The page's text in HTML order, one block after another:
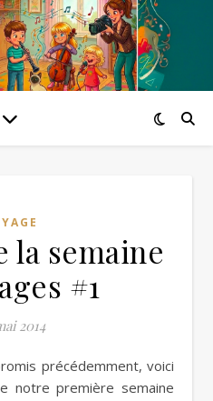
la semaine
#1
2014
notre première semaine